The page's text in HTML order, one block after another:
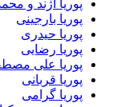
پوریا آژند و
پوریا بارجینی
پوریا حیدری
پوریا رضایی
پوریا علی
پوریا قربانی
پوریا گرامی